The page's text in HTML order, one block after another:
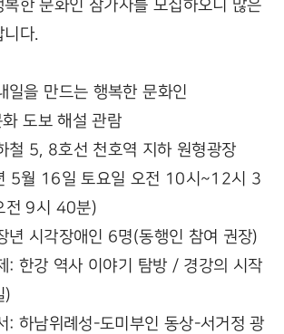
한 문화인 참가자를 모집하오니 많은
다.
일을 만드는 행복한 문화인
도보 해설 관람
철 5, 8호선 천호역 지하 원형광장
5월 16일 토요일 오전 10시~12시 3
전 9시 40분)
년 시각장애인 6명(동행인 참여 권장)
: 한강 역사 이야기 탐방 / 경강의 시작
)
: 하남위례성-도미부인 동상-서거정 광